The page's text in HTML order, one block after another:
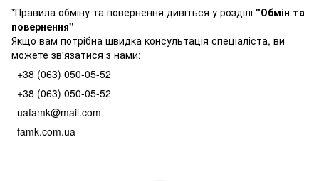
*Правила обміну та повернення дивіться у розділі "Обмін та
повернення"
Якщо вам потрібна швидка консультація спеціаліста, ви
можете зв'язатися з нами:
+38 (063) 050-05-52
+38 (063) 050-05-52
uafamk@mail.com
famk.com.ua